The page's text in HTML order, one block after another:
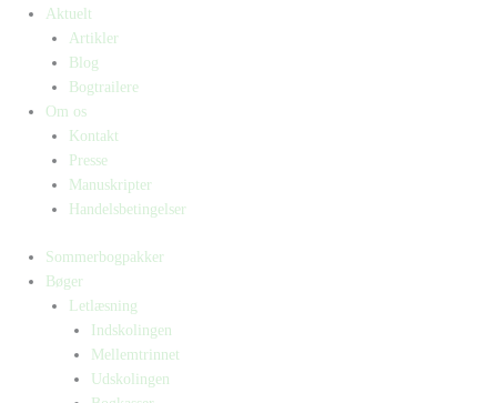
Aktuelt
Artikler
Blog
Bogtrailere
Om os
Kontakt
Presse
Manuskripter
Handelsbetingelser
Sommerbogpakker
Bøger
Letlæsning
Indskolingen
Mellemtrinnet
Udskolingen